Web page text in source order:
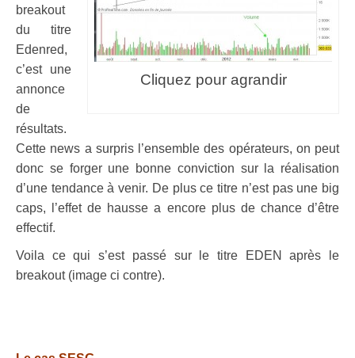
Cliquez pour agrandir
breakout
du titre
Edenred,
c’est une
annonce
de
résultats.
Cette news a surpris l’ensemble des opérateurs, on peut
donc se forger une bonne conviction sur la réalisation
d’une tendance à venir. De plus ce titre n’est pas une big
caps, l’effet de hausse a encore plus de chance d’être
effectif.
Voila ce qui s’est passé sur le titre EDEN après le
breakout (image ci contre).